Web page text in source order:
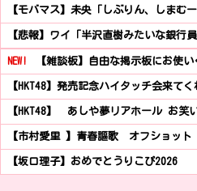
【モバマス】未央「しぶりん、しまむ
【悲報】ワイ「半沢直樹みたいな銀行
NEW! 【雑談板】自由な掲示板にお使
【HKT48】発売記念ハイタッチ会来て
【HKT48】 あしや夢リアホール お笑
【市村愛里 】青春謳歌 オフショット
【坂口理子】おめでとうりこぴ2026